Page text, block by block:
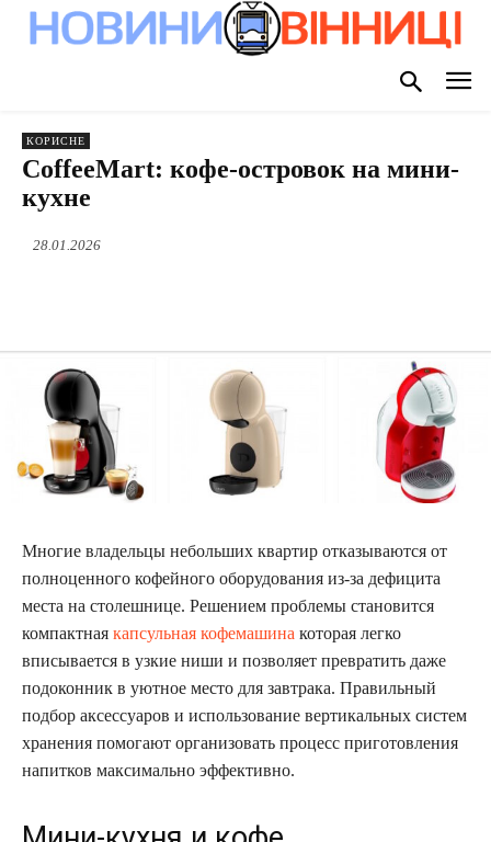
КОРИСНЕ
CoffeeMart: кофе-островок на мини-
кухне
28.01.2026
Многие владельцы небольших квартир отказываются от
полноценного кофейного оборудования из-за дефицита
места на столешнице. Решением проблемы становится
компактная капсульная кофемашина которая легко
вписывается в узкие ниши и позволяет превратить даже
подоконник в уютное место для завтрака. Правильный
подбор аксессуаров и использование вертикальных систем
хранения помогают организовать процесс приготовления
напитков максимально эффективно.